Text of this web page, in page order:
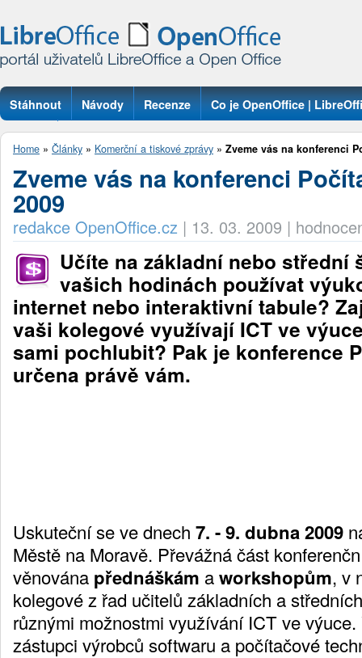
Stáhnout Návody Recenze Co je OpenOffice |
Otázky
Home » Články » Komerční a tiskové zprávy » Zveme vás na konferenci
Zveme vás na konferenci
2009
redakce OpenOffice.cz | 13. 03. 2009 |
Učíte na základní nebo střední
vašich hodinách používat
internet nebo interaktivní tabule?
vaši kolegové využívají ICT ve
sami pochlubit? Pak je konference
určena právě vám.
Uskuteční se ve dnech 7. - 9. dubna 2009
Městě na Moravě. Převážná část
věnována přednáškám aworkshopům, v
kolegové z řad učitelů základních a
různými možnostmi využívání ICT ve
zástupci výrobců softwaru a počítačové